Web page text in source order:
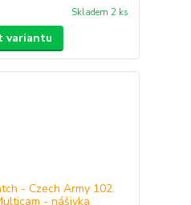
Skladem 2 ks
variantu